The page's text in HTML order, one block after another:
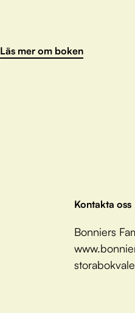
Läs mer om boken
Kontakta oss
Bonniers